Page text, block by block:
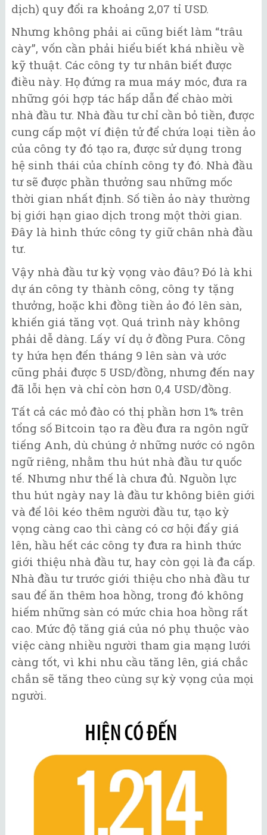
dịch) quy đổi ra khoảng 2,07 tỉ USD.
Nhưng không phải ai cũng biết làm “trâu
cày”, vốn cần phải hiểu biết khá nhiều về
kỹ thuật. Các công ty tư nhân biết được
điều này. Họ đứng ra mua máy móc, đưa ra
những gói hợp tác hấp dẫn để chào mời
nhà đầu tư. Nhà đầu tư chỉ cần bỏ tiền, được
cung cấp một ví điện tử để chứa loại tiền ảo
của công ty đó tạo ra, được sử dụng trong
hệ sinh thái của chính công ty đó. Nhà đầu
tư sẽ được phần thưởng sau những mốc
thời gian nhất định. Số tiền ảo này thường
bị giới hạn giao dịch trong một thời gian.
Đây là hình thức công ty giữ chân nhà đầu
tư.
Vậy nhà đầu tư kỳ vọng vào đâu? Đó là khi
dự án công ty thành công, công ty tặng
thưởng, hoặc khi đồng tiền ảo đó lên sàn,
khiến giá tăng vọt. Quá trình này không
phải dễ dàng. Lấy ví dụ ở đồng Pura. Công
ty hứa hẹn đến tháng 9 lên sàn và ước
cũng phải được 5 USD/đồng, nhưng đến nay
đã lỗi hẹn và chỉ còn hơn 0,4 USD/đồng.
Tất cả các mỏ đào có thị phần hơn 1% trên
tổng số Bitcoin tạo ra đều đưa ra ngôn ngữ
tiếng Anh, dù chúng ở những nước có ngôn
ngữ riêng, nhằm thu hút nhà đầu tư quốc
tế. Nhưng như thế là chưa đủ. Nguồn lực
thu hút ngày nay là đầu tư không biên giới
và để lôi kéo thêm người đầu tư, tạo kỳ
vọng càng cao thì càng có cơ hội đẩy giá
lên, hầu hết các công ty đưa ra hình thức
giới thiệu nhà đầu tư, hay còn gọi là đa cấp.
Nhà đầu tư trước giới thiệu cho nhà đầu tư
sau để ăn thêm hoa hồng, trong đó không
hiếm những sàn có mức chia hoa hồng rất
cao. Mức độ tăng giá của nó phụ thuộc vào
việc càng nhiều người tham gia mạng lưới
càng tốt, vì khi nhu cầu tăng lên, giá chắc
chắn sẽ tăng theo cùng sự kỳ vọng của mọi
người.